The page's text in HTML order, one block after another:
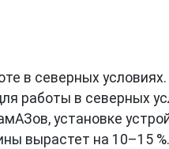
в северных
работы в северных
установке
вырастет на 10–15 %.